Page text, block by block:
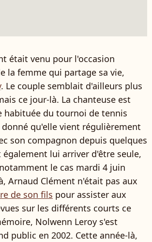
était venu pour l'occasion
la femme qui partage sa vie,
. Le couple semblait d'ailleurs plus
ce jour-là. La chanteuse est
habituée du tournoi de tennis
qu'elle vient régulièrement
son compagnon depuis quelques
également lui arriver d'être seule,
le cas mardi 4 juin
Arnaud Clément n'était pas aux
de son fils pour assister aux
sur les différents courts ce
Nolwenn Leroy s'est
public en 2002. Cette année-là,